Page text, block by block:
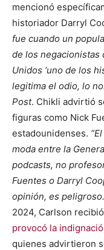
mencionó
historiador Darryl
fue cuando un
de los negacionistas
Unidos ‘uno de los
legitima el odio, lo
Post. Chikli advirtió
figuras como Nick
estadounidenses.
moda entre la
podcasts, no
Fuentes o Darryl
opinión, es
2024, Carlson
provocó la
quienes advirtieron